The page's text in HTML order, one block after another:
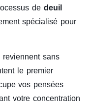
de deuil
spécialisé pour
reviennent sans
le premier
vos pensées
votre concentration